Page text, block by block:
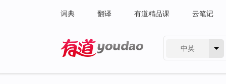
词典 翻译 有道精品课 云笔记
中英